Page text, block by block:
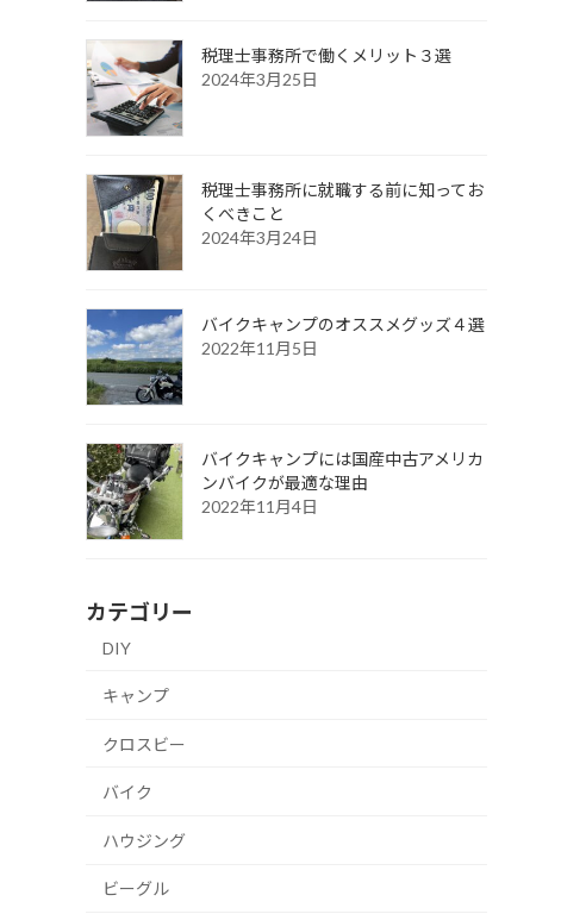
税理士事務所で働くメリット３選
2024年3月25日
税理士事務所に就職する前に知ってお
くべきこと
2024年3月24日
バイクキャンプのオススメグッズ４選
2022年11月5日
バイクキャンプには国産中古アメリカ
ンバイクが最適な理由
2022年11月4日
カテゴリー
DIY
キャンプ
クロスビー
バイク
ハウジング
ビーグル